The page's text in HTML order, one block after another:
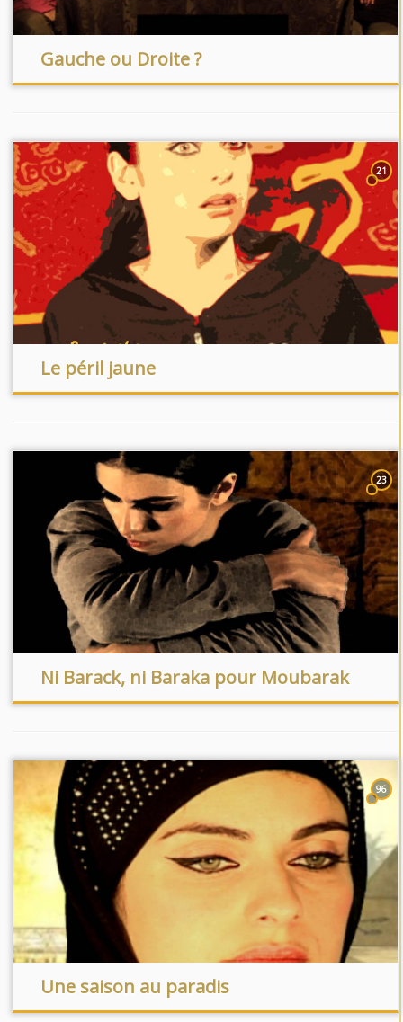
Gauche ou Droite ?
21
Le péril jaune
23
Ni Barack, ni Baraka pour Moubarak
96
Une saison au paradis